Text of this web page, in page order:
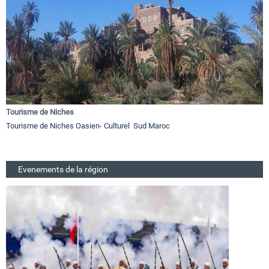
Tourisme de Niches
Tourisme de Niches Oasien- Culturel Sud Maroc
Evenements de la région